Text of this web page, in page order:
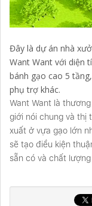
Đây là dự án nhà
Want Want với diện
bánh gạo cao 5
phụ trợ khác.
Want Want là
giới nói chung và thị
xuất ở vựa gạo lớn
sẽ tạo điều kiện
sẵn có và chất